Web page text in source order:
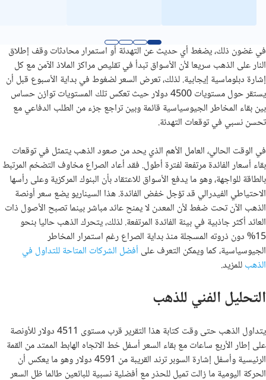
في غضون ذلك، يضغط أي حديث عن التهدئة أو استمرار محادثات وقف إطلاق
النار على الذهب سريعا لأن الأسواق تبدأ في تقليص مراكز الملاذ الآمن مع كل
إشارة دبلوماسية إيجابية. لذلك، تعرض السعر لضغوط في بداية الأسبوع قبل أن
يستقر حول مستويات 4500 دولار حيث تعكس تلك المستويات توازن حساس
بين بقاء المخاطر الجيوسياسية قائمة وبين تراجع جزء من الطلب الدفاعي مع
تحسن نسبي في توقعات التهدئة.
في الوقت الحالي، العامل الأهم الذي يحد من صعود الذهب يتمثل في توقعات
بقاء أسعار الفائدة مرتفعة لفترة أطول. فقد أعاد الصراع مخاوف التضخم المرتبط
بالطاقة للواجهة، وهو ما يدفع الأسواق للاعتقاد بأن البنوك المركزية وعلى رأسها
الاحتياطي الفيدرالي قد تؤجل خفض الفائدة. هذا السيناريو يضع سعر أونصة
الذهب الآن تحت ضغط لأن المعدن لا يمنح عائد مباشر بينما تصبح الأصول ذات
العائد أكثر جاذبية في بيئة الفائدة المرتفعة. لذلك، يتحرك الذهب حاليا بنحو
15% دون ذروته المسجلة منذ بداية الصراع رغم استمرار المخاطر
الجيوسياسية، كما ويمكن التعرف على أفضل الشركات المتاحة للتداول في
الذهبللمزيد.
التحليل الفني للذهب
يتداول الذهب حتى وقت كتابة هذا التقرير قرب مستوى 4511 دولار للأونصة
على إطار الأربع ساعات مع بقاء السعر أسفل خط الاتجاه الهابط الممتد من القمة
الرئيسية وأسفل إشارة السوبر ترند القريبة من 4591 دولار وهو ما يعكس أن
الحركة اليومية ما زالت تميل للحذر مع أفضلية نسبية للبائعين طالما ظل السعر